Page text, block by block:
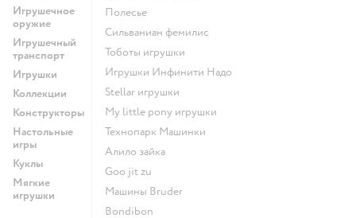
Игрушечное
оружие
Игрушечный
транспорт
Игрушки
Коллекции
Конструкторы
Настольные
игры
Куклы
Мягкие
игрушки
Полесье
Сильваниан фемилис
Тоботы игрушки
Игрушки Инфинити Надо
Stellar игрушки
my little pony игрушки
Технопарк Машинки
Алило зайка
Goo jit zu
Машины Bruder
Bondibon